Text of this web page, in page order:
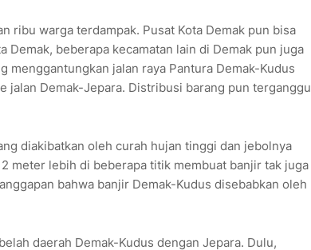
ribu warga terdampak. Pusat Kota Demak pun bisa
Demak, beberapa kecamatan lain di Demak pun juga
menggantungkan jalan raya Pantura Demak-Kudus
jalan Demak-Jepara. Distribusi barang pun terganggu
diakibatkan oleh curah hujan tinggi dan jebolnya
meter lebih di beberapa titik membuat banjir tak juga
bahwa banjir Demak-Kudus disebabkan oleh
daerah Demak-Kudus dengan Jepara. Dulu,